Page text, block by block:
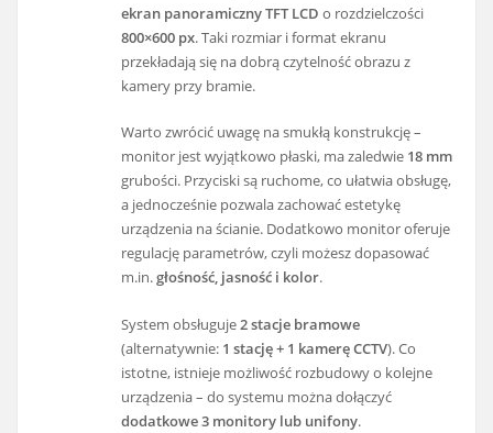
ekran panoramiczny TFT LCD o rozdzielczości
800×600 px. Taki rozmiar i format ekranu
przekładają się na dobrą czytelność obrazu z
kamery przy bramie.
Warto zwrócić uwagę na smukłą konstrukcję –
monitor jest wyjątkowo płaski, ma zaledwie 18 mm
grubości. Przyciski są ruchome, co ułatwia obsługę,
a jednocześnie pozwala zachować estetykę
urządzenia na ścianie. Dodatkowo monitor oferuje
regulację parametrów, czyli możesz dopasować
m.in.głośność, jasność i kolor.
System obsługuje 2 stacje bramowe
(alternatywnie: 1 stację + 1 kamerę CCTV). Co
istotne, istnieje możliwość rozbudowy o kolejne
urządzenia – do systemu można dołączyć
dodatkowe 3 monitory lub unifony.